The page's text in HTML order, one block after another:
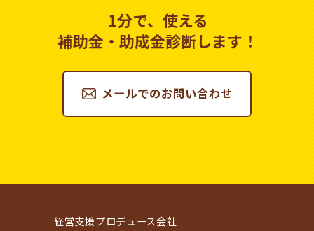
1分で、使える
補助金・助成金診断します！
メールでのお問い合わせ
経営支援プロデュース会社